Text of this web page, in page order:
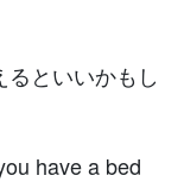
といいかもし
have a bed